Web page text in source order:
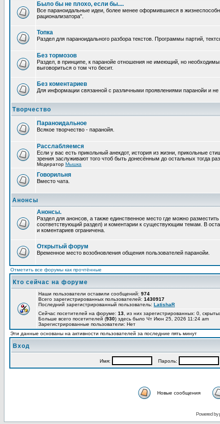
Было бы не плохо, если бы....
Все параноидальные идеи, более менее оформившиеся в
рационализатора".
Топка
Раздел для параноидального разбора текстов. Программы партий,
Без тормозов
Раздел, в принципе, к паранойе отношения не имеющий, но
выговориться о том что бесит.
Без коментариев
Для информации связанной с различными проявлениями паранойи и
Творчество
Параноидальное
Всякое творчество - паранойя.
Расслабляемся
Если у вас есть прикольный анекдот, история из жизни, прикольные
зрения заслуживают того чтоб быть донесённым до остальных тогда
Модератор Мышка
Говорильня
Вместо чата.
Анонсы
Анонсы.
Раздел для анонсов, а также единственное место где можно
соответствующий раздел) и коментарии к существующим темам. В
и коментариев ограничена.
Открытый форум
Временное место возобновления общения пользователей паранойи.
Отметить все форумы как прочтённые
Кто сейчас на форуме
Наши пользователи оставили сообщений: 974
Всего зарегистрированных пользователей: 1430917
Последний зарегистрированный пользователь: LatishaR
Сейчас посетителей на форуме: 13 , из них зарегистрированных: 0,
Больше всего посетителей (930) здесь было Чт Июн 25, 2026 11:24 am
Зарегистрированные пользователи: Нет
Эти данные основаны на активности пользователей за последние пять минут
Вход
Имя: Пароль:
Новые сообщения
Powered by